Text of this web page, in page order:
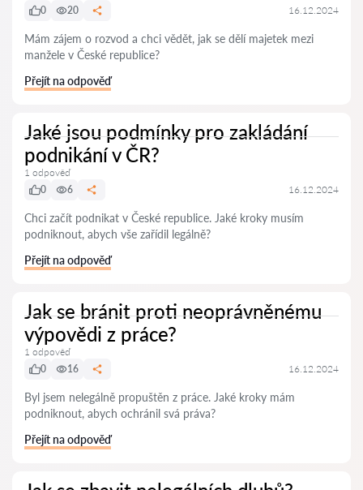
0
20 16.12.2024
Mám zájem o rozvod a chci vědět, jak se dělí majetek mezi
manžele v České republice?
Přejít na odpověď
Jaké jsou podmínky pro zakládání
podnikání v ČR?
1 odpověď
0
6 16.12.2024
Chci začít podnikat v České republice. Jaké kroky musím
podniknout, abych vše zařídil legálně?
Přejít na odpověď
Jak se bránit proti neoprávněnému
výpovědi z práce?
1 odpověď
0
16 16.12.2024
Byl jsem nelegálně propuštěn z práce. Jaké kroky mám
podniknout, abych ochránil svá práva?
Přejít na odpověď